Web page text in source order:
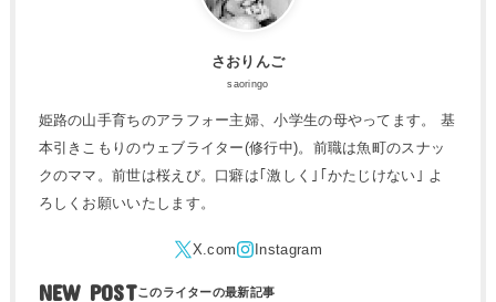
さおりんご
saoringo
姫路の山手育ちのアラフォー主婦、小学生の母やってます。 基
本引きこもりのウェブライター(修行中)。前職は魚町のスナッ
クのママ。前世は桜えび。口癖は｢激しく｣｢かたじけない｣ よ
ろしくお願いいたします。
NEW POST